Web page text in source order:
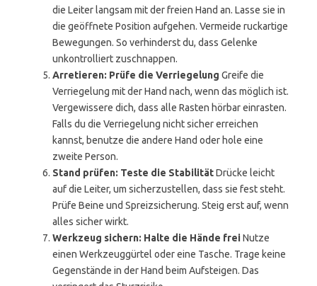
die Leiter langsam mit der freien Hand an. Lasse sie in
die geöffnete Position aufgehen. Vermeide ruckartige
Bewegungen. So verhinderst du, dass Gelenke
unkontrolliert zuschnappen.
Arretieren: Prüfe die Verriegelung Greife die
Verriegelung mit der Hand nach, wenn das möglich ist.
Vergewissere dich, dass alle Rasten hörbar einrasten.
Falls du die Verriegelung nicht sicher erreichen
kannst, benutze die andere Hand oder hole eine
zweite Person.
Stand prüfen: Teste die StabilitätDrücke leicht
auf die Leiter, um sicherzustellen, dass sie fest steht.
Prüfe Beine und Spreizsicherung. Steig erst auf, wenn
alles sicher wirkt.
Werkzeug sichern: Halte die Hände freiNutze
einen Werkzeuggürtel oder eine Tasche. Trage keine
Gegenstände in der Hand beim Aufsteigen. Das